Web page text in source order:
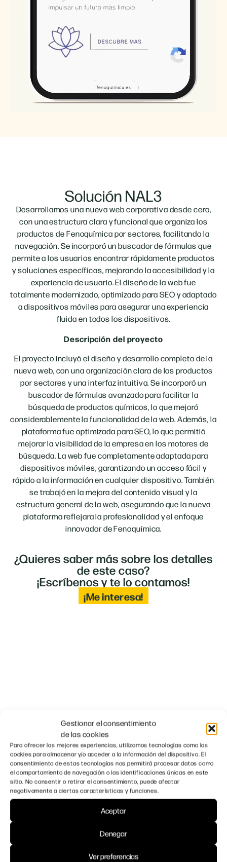
Gestionar el consentimiento
de las cookies
Para ofrecer las mejores experiencias, utilizamos tecnologías como las
cookies para almacenar y/o acceder a la información del dispositivo. El
consentimiento de estas tecnologías nos permitirá procesar datos como
el comportamiento de navegación o las identificaciones únicas en este
sitio. No consentir o retirar el consentimiento, puede afectar
negativamente a ciertas características y funciones.
Aceptar
Denegar
Ver preferencias
Solución NAL3
Desarrollamos una nueva web corporativa desde cero,
con una estructura clara y funcional que organiza los
productos de Fenoquímica por sectores, facilitando la
navegación. Se incorporó un buscador de fórmulas que
permite a los usuarios encontrar rápidamente productos
y soluciones específicas, mejorando la accesibilidad y la
experiencia de usuario. El diseño de la web fue
totalmente modernizado, optimizado para SEO y adaptado
a dispositivos móviles para asegurar una experiencia
fluida en todos los dispositivos.
Descripción del proyecto
El proyecto incluyó el diseño y desarrollo completo de la
nueva web, con una organización clara de los productos
por sectores y una interfaz intuitiva. Se incorporó un
buscador de fórmulas avanzado para facilitar la
búsqueda de productos químicos, lo que mejoró
considerablemente la funcionalidad de la web. Además, la
plataforma fue optimizada para SEO, lo que permitió
mejorar la visibilidad de la empresa en los motores de
búsqueda. La web fue completamente adaptada para
dispositivos móviles, garantizando un acceso fácil y
rápido a la información en cualquier dispositivo. También
se trabajó en la mejora del contenido visual y la
estructura general de la web, asegurando que la nueva
plataforma reflejara la profesionalidad y el enfoque
innovador de Fenoquímica.
¿Quieres saber más sobre los detalles
de este caso?
¡Escríbenos y te lo contamos!
¡Me interesa!
Más proyectos